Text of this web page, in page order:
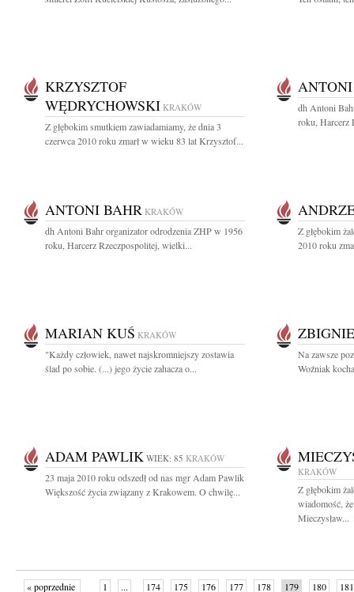
KRZYSZTOF
WĘDRYCHOWSKI KRAKÓW
Z głębokim smutkiem zawiadamiamy, że dnia 3
czerwca 2010 roku zmarł w wieku 83 lat Krzysztof...
dh Antoni
roku, Harcerz
ANTONI BAHR KRAKÓW
dh Antoni Bahr organizator odrodzenia ZHP w 1956
roku, Harcerz Rzeczpospolitej, wielki...
Z głębokim
2010 roku
MARIAN KUŚ KRAKÓW
"Każdy człowiek, nawet najskromniejszy zostawia
ślad po sobie. (...) jego życie zahacza o...
Na zawsze
Woźniak
ADAM PAWLIK WIEK: 85 KRAKÓW
23 maja 2010 roku odszedł od nas mgr Adam Pawlik
Większość życia związany z Krakowem. O chwilę...
KRAKÓW
Z głębokim
wiadomość,
Mieczysław...
« poprzednie 1 ... 174 175 176 177 178 179 180 181